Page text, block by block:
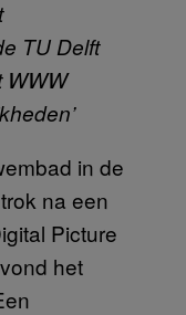
TU Delft
WWW
in de
na een
Picture
het